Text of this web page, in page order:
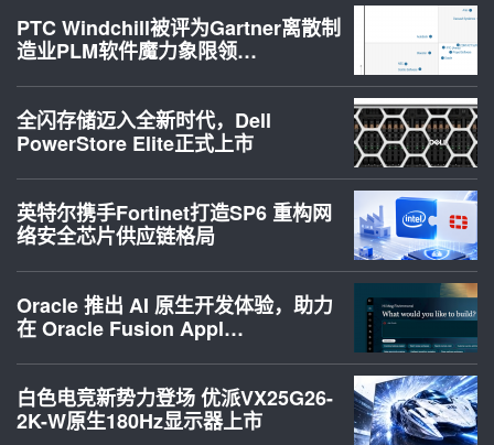
PTC Windchill被评为Gartner离散制
造业PLM软件魔力象限领…
全闪存储迈入全新时代，Dell
PowerStore Elite正式上市
英特尔携手Fortinet打造SP6 重构网
络安全芯片供应链格局
Oracle 推出 AI 原生开发体验，助力
在 Oracle Fusion Appl…
白色电竞新势力登场 优派VX25G26-
2K-W原生180Hz显示器上市